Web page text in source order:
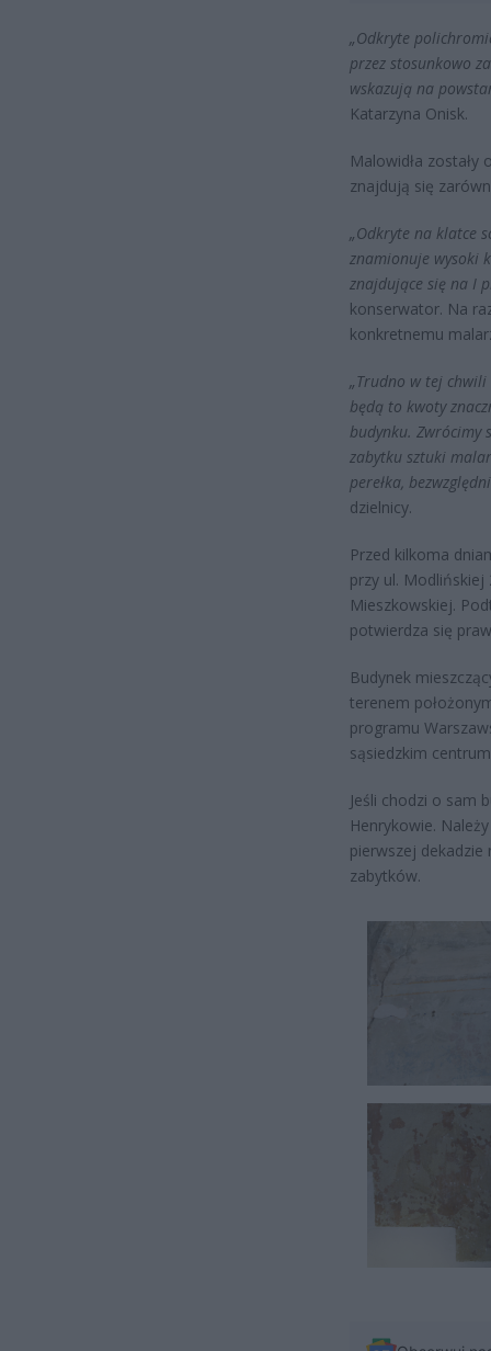
„Odkryte
przez stosunkowo
wskazują na
Katarzyna Onisk.
Malowidła
znajdują się
„Odkryte na klatce
znamionuje wysoki
znajdujące się na I
konserwator. Na
konkretnemu
„Trudno w tej
będą to kwoty
budynku. Zwrócimy
zabytku sztuki
perełka,
dzielnicy.
Przed kilkoma
przy ul. Modlińskiej
Mieszkowskiej.
potwierdza się
Budynek
terenem
programu
sąsiedzkim
Jeśli chodzi o sam
Henrykowie.
pierwszej
zabytków.